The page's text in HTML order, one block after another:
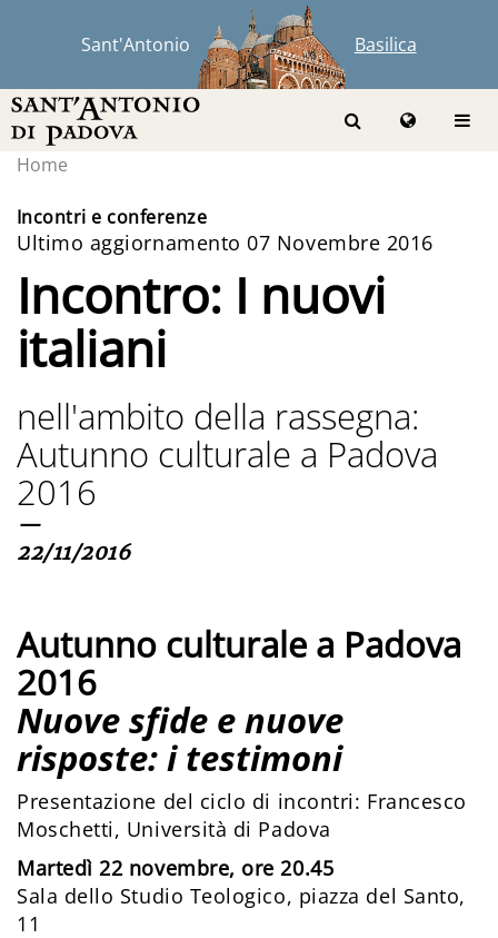
Sant'Antonio Basilica
Home
Incontri e conferenze
Ultimo aggiornamento 07 Novembre 2016
Incontro: I nuovi
italiani
nell'ambito della rassegna:
Autunno culturale a Padova
2016
—
22/11/2016
Autunno culturale a Padova
2016
Nuove sfide e nuove
risposte: i testimoni
Presentazione del ciclo di incontri: Francesco
Moschetti, Università di Padova
Martedì 22 novembre, ore 20.45
Sala dello Studio Teologico, piazza del Santo,
11